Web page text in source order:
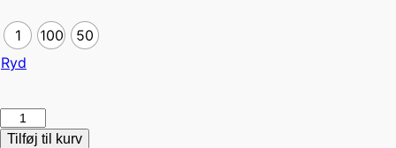
1 100
50
Ryd
OASIS®
Pinholder
Tilføj til kurv